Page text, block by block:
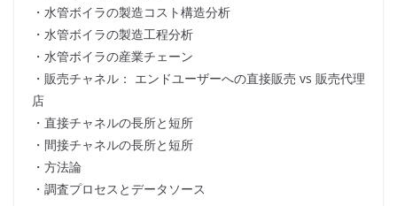
・水管ボイラの製造コスト構造分析
・水管ボイラの製造工程分析
・水管ボイラの産業チェーン
・販売チャネル： エンドユーザーへの直接販売 vs 販売代理
店
・直接チャネルの長所と短所
・間接チャネルの長所と短所
・方法論
・調査プロセスとデータソース